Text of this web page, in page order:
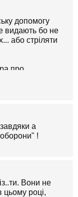
допомогу
видають бо не
або стріляти
про
начальству
ібучий
гинуть
а
!
Вони не
цьому році,